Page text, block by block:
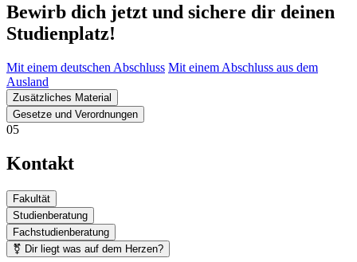
Bewirb dich jetzt und sichere dir deinen
Studienplatz!
Mit einem deutschen Abschluss Mit einem Abschluss aus dem
Ausland
Zusätzliches Material
Gesetze und Verordnungen
05
Kontakt
Fakultät
Studienberatung
Fachstudienberatung
⚧ Dir liegt was auf dem Herzen?